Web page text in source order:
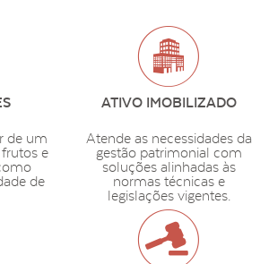
de um
e
de
ATIVO IMOBILIZADO
Atende as necessidades da
gestão patrimonial com
soluções alinhadas às
normas técnicas e
legislações vigentes.